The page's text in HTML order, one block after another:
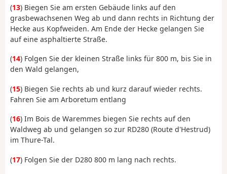
(13) Biegen Sie am ersten Gebäude links auf den
grasbewachsenen Weg ab und dann rechts in Richtung der
Hecke aus Kopfweiden. Am Ende der Hecke gelangen Sie
auf eine asphaltierte Straße.
(14) Folgen Sie der kleinen Straße links für 800 m, bis Sie in
den Wald gelangen,
(15) Biegen Sie rechts ab und kurz darauf wieder rechts.
Fahren Sie am Arboretum entlang
(16) Im Bois de Waremmes biegen Sie rechts auf den
Waldweg ab und gelangen so zur RD280 (Route d'Hestrud)
im Thure-Tal.
(17) Folgen Sie der D280 800 m lang nach rechts.